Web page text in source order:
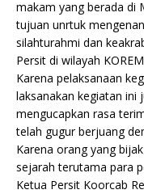
makam yang berada di
tujuan unrtuk
silahturahmi dan
Persit di wilayah
Karena pelaksanaan
laksanakan kegiatan ini
mengucapkan rasa
telah gugur berjuang
Karena orang yang
sejarah terutama para
Ketua Persit Koorcab